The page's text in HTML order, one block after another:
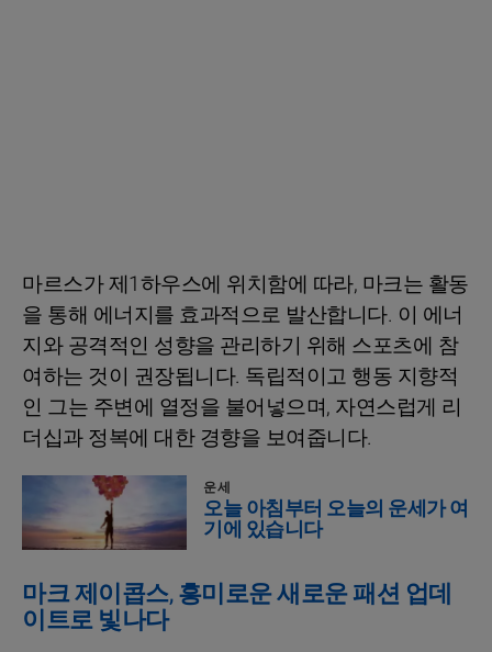
마르스가 제1하우스에 위치함에 따라, 마크는 활동
을 통해 에너지를 효과적으로 발산합니다. 이 에너
지와 공격적인 성향을 관리하기 위해 스포츠에 참
여하는 것이 권장됩니다. 독립적이고 행동 지향적
인 그는 주변에 열정을 불어넣으며, 자연스럽게 리
더십과 정복에 대한 경향을 보여줍니다.
운세
오늘 아침부터 오늘의 운세가 여
기에 있습니다
마크 제이콥스, 흥미로운 새로운 패션 업데
이트로 빛나다